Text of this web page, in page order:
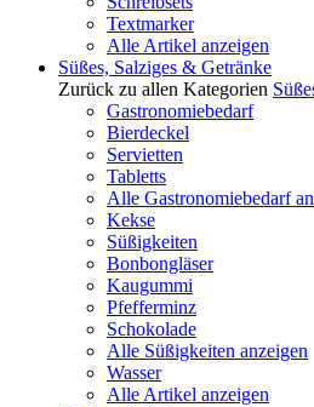
Textmarker
Alle Artikel anzeigen
Süßes, Salziges & Getränke
Zurück zu allen Kategorien
Gastronomiebedarf
Bierdeckel
Servietten
Tabletts
Alle Gastronomiebedarf
Kekse
Süßigkeiten
Bonbongläser
Kaugummi
Pfefferminz
Schokolade
Alle Süßigkeiten anzeigen
Wasser
Alle Artikel anzeigen